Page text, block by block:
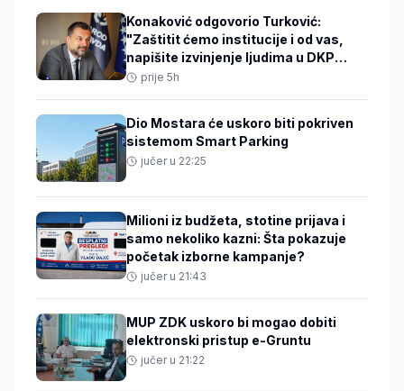
Konaković odgovorio Turković:
"Zaštitit ćemo institucije i od vas,
napišite izvinjenje ljudima u DKP
mreži"
prije 5h
Dio Mostara će uskoro biti pokriven
sistemom Smart Parking
jučer u 22:25
Milioni iz budžeta, stotine prijava i
samo nekoliko kazni: Šta pokazuje
početak izborne kampanje?
jučer u 21:43
MUP ZDK uskoro bi mogao dobiti
elektronski pristup e-Gruntu
jučer u 21:22